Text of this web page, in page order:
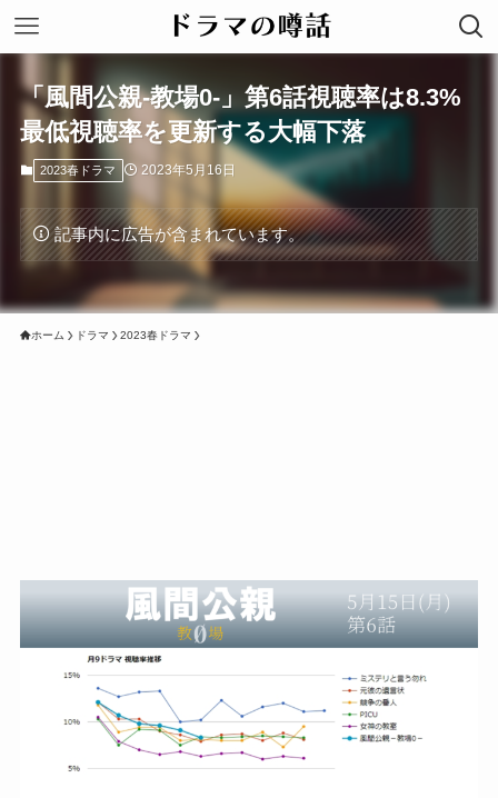
「風間公親-教場0-」第6話視聴率は8.3%
最低視聴率を更新する大幅下落
2023春ドラマ 2023年5月16日
記事内に広告が含まれています。
ホーム ドラマ 2023春ドラマ